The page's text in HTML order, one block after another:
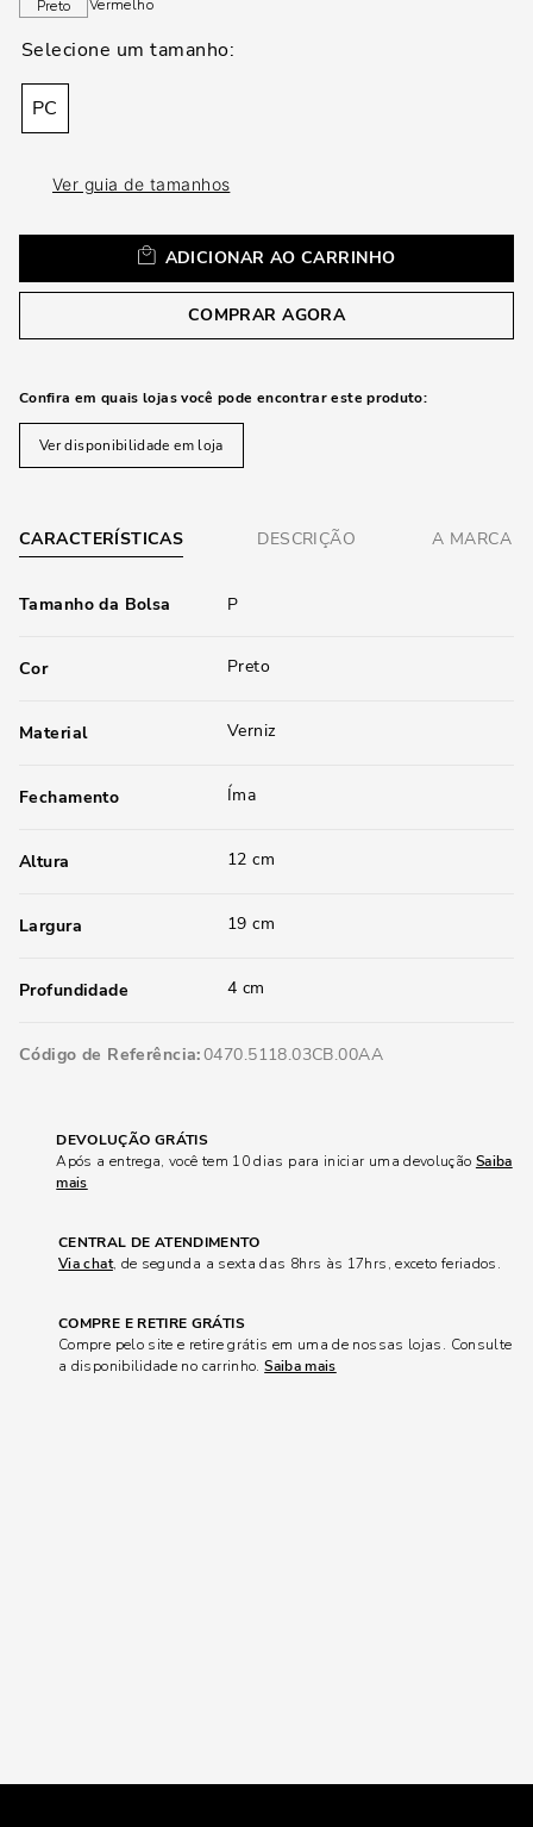
Preto Vermelho
PC
Ver guia de tamanhos
ADICIONAR AO CARRINHO
COMPRAR AGORA
Confira em quais lojas você pode encontrar este produto:
Ver disponibilidade em loja
CARACTERÍSTICAS DESCRIÇÃO A MARCA
Tamanho da Bolsa P
Cor Preto
Material Verniz
Fechamento Íma
Altura 12 cm
Largura 19 cm
Profundidade 4 cm
Código de Referência 0470.5118.03CB.00AA
DEVOLUÇÃO GRÁTIS
Após a entrega, você tem 10 dias para iniciar uma devolução Saiba
mais
CENTRAL DE ATENDIMENTO
Via chat, de segunda a sexta das 8hrs às 17hrs, exceto feriados.
COMPRE E RETIRE GRÁTIS
Compre pelo site e retire grátis em uma de nossas lojas. Consulte
a disponibilidade no carrinho.Saiba mais